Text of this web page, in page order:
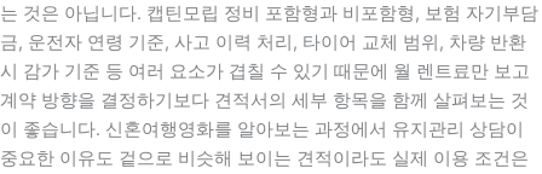
는 것은 아닙니다. 캡틴모립 정비 포함형과 비포함형, 보험 자기부담
금, 운전자 연령 기준, 사고 이력 처리, 타이어 교체 범위, 차량 반환
시 감가 기준 등 여러 요소가 겹칠 수 있기 때문에 월 렌트료만 보고
계약 방향을 결정하기보다 견적서의 세부 항목을 함께 살펴보는 것
이 좋습니다. 신혼여행영화를 알아보는 과정에서 유지관리 상담이
중요한 이유도 겉으로 비슷해 보이는 견적이라도 실제 이용 조건은